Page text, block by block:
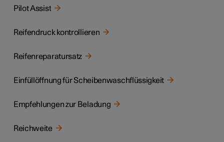
Pilot Assist
Reifendruck kontrollieren
Reifenreparatursatz
Einfüllöffnung für Scheibenwaschflüssigkeit
Empfehlungen zur Beladung
Reichweite